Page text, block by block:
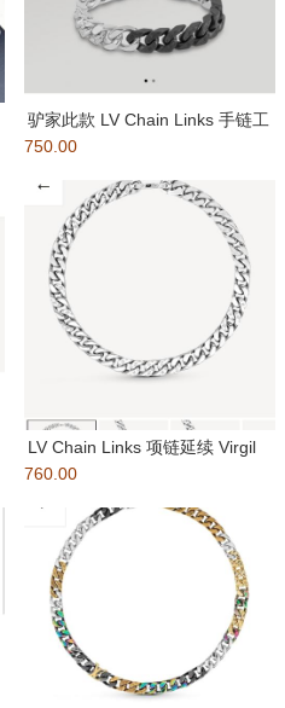
驴家此款 LV Chain Links 手链工
致镂刻袖珍 M
750.00
LV Chain Links 项链延续 Virgil
Abl
760.00